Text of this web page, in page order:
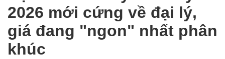
2026 mới cứng về đại lý,
giá đang "ngon" nhất phân
khúc